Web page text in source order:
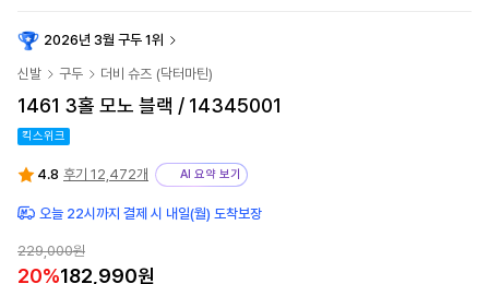
2026년 3월 구두 1위
신발 구두 더비 슈즈 (닥터마틴)
1461 3홀 모노 블랙 / 14345001
킥스위크
4.8 후기 12,472개 AI 요약 보기
오늘 22시까지 결제 시 내일(월) 도착보장
229,000원
20%182,990원